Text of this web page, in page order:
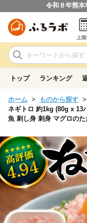
令和８年熊本
上
トップ ランキング
ホーム ものから探す
ネギトロ 約1kg (80g x 13
魚 刺し身 刺身 マグロの